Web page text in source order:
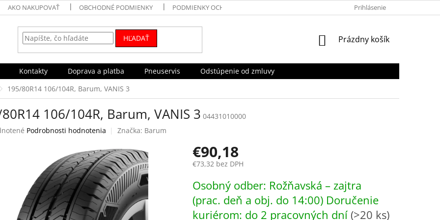
AKO NAKUPOVAŤ OBCHODNÉ PODMIENKY PODMIENKY OCHRANY OSOBNÝCH ÚDAJOV Prihlásenie
HĽADAŤ
NÁKUPNÝ
Prázdny košík
Kontakty Doprava a platba Pneuservis
Odstúpenie od zmluvy
195/80R14 106/104R, Barum, VANIS 3
106/104R, Barum, VANIS 3 04431010000
Podrobnosti hodnotenia Značka: Barum
€90,18
€73,32 bez DPH
cena:
Osobný odber: Rožňavská – zajtra
(prac. deň a obj. do 14:00) Doručenie
kuriérom: do 2 pracovných dní (>20 ks)